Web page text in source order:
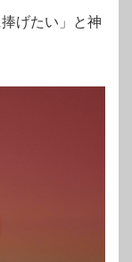
げたい」と神